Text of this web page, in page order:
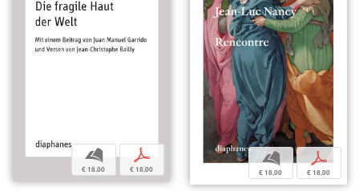
b
€ 18,00
p
€ 18,00
b
€ 18,00
p
€ 18,00